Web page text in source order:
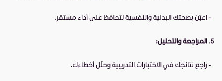
- اعتِن بصحتك البدنية والنفسية لتحافظ على أداء مستقر.
المراجعة والتحليل:
- راجع نتائجك في الاختبارات التدريبية وحلّل أخطاءك.